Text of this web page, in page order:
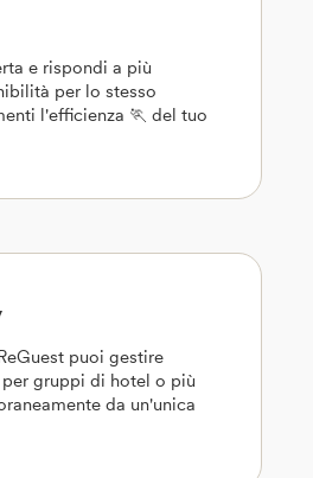
e rispondi a più
per lo stesso
l'efficienza 🏃 del tuo
puoi gestire
gruppi di hotel o più
da un'unica